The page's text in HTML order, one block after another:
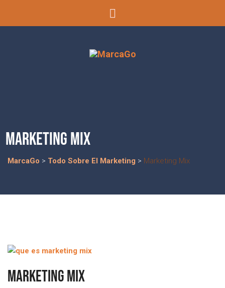
MARKETING MIX
MarcaGo > Todo Sobre El Marketing > Marketing Mix
Marketing Mix